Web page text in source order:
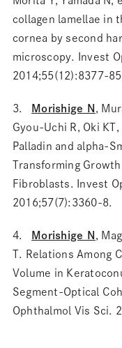
collagen lamellae in
cornea by second
microscopy. Invest
2014;55(12):8377-85.
3. Morishige N
,
Gyou-Uchi R, Oki
Palladin and alpha-
Transforming
Fibroblasts. Invest
2016;57(7):3360-8.
4. Morishige N
,
T. Relations Among
Volume in
Segment-Optical
Ophthalmol Vis Sci.